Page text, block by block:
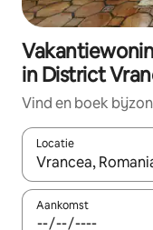
in District
Vind en boek
Locatie
Wanneer er
Aankomst